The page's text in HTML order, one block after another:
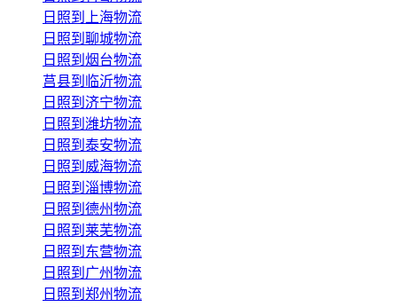
日照到上海物流
日照到聊城物流
日照到烟台物流
莒县到临沂物流
日照到济宁物流
日照到潍坊物流
日照到泰安物流
日照到威海物流
日照到淄博物流
日照到德州物流
日照到莱芜物流
日照到东营物流
日照到广州物流
日照到郑州物流